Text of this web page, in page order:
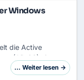
Windows
die Active
(AD CS) eine
von
… Weiter lesen →